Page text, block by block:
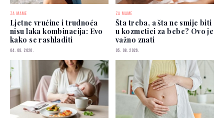
ZA MAME
Ljetne vrućine i trudnoća
nisu laka kombinacija: Evo
kako se rashladiti
04. 08. 2026.
ZA MAME
Šta treba, a šta ne smije biti
u kozmetici za bebe? Ovo je
važno znati
05. 08. 2026.